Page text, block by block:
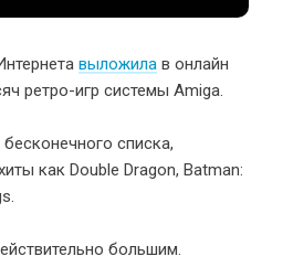
выложила в онлайн
ретро-игр системы Amiga.
списка,
как Double Dragon, Batman:
большим.